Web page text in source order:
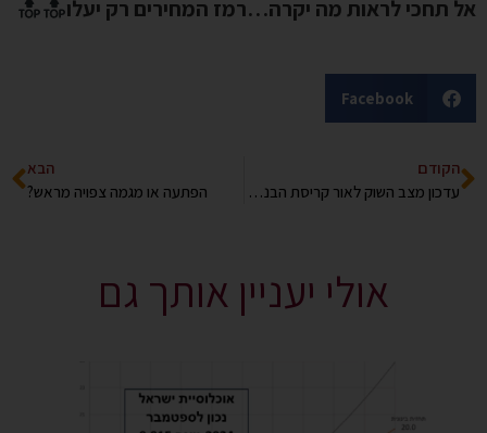
אל תחכי לראות מה יקרה…רמז המחירים רק יעלו
Facebook
הקודם
עדכון מצב השוק לאור קריסת הבנקים בארה”ב
הבא
הפתעה או מגמה צפויה מראש?
אולי יעניין אותך גם